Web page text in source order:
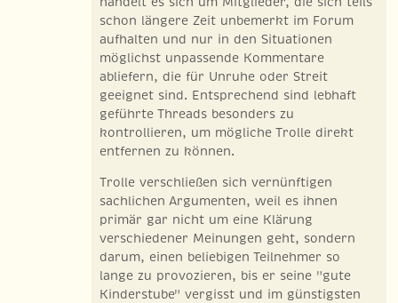
schon längere Zeit unbemerkt im Forum
aufhalten und nur in den Situationen
möglichst unpassende Kommentare
abliefern, die für Unruhe oder Streit
geeignet sind. Entsprechend sind lebhaft
geführte Threads besonders zu
kontrollieren, um mögliche Trolle direkt
entfernen zu können.
Trolle verschließen sich vernünftigen
sachlichen Argumenten, weil es ihnen
primär gar nicht um eine Klärung
verschiedener Meinungen geht, sondern
darum, einen beliebigen Teilnehmer so
lange zu provozieren, bis er seine "gute
Kinderstube" vergisst und im günstigsten